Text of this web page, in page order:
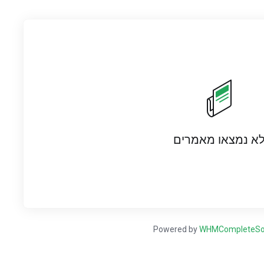
לא נמצאו מאמרים
Powered by